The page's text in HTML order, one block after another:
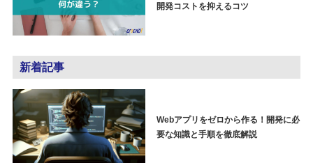
開発コストを抑えるコツ
新着記事
Webアプリをゼロから作る！開発に必
要な知識と手順を徹底解説